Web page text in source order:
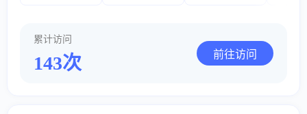
累计访问
143次 前往访问